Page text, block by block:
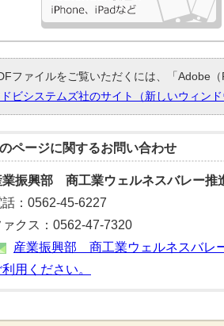
ファイルをご覧いただくには、「Adobe
ビシステムズ社のサイト（新しいウィンド
ページに関するお問い合わせ
業振興部 商工業ウェルネスバレー推
話：0562-45-6227
ァクス：0562-47-7320
産業振興部 商工業ウェルネスバレ
利用ください。